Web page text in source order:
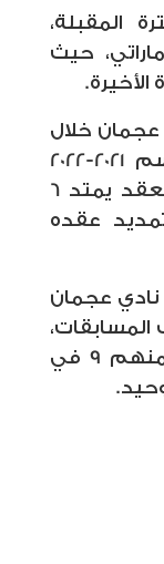
المقبلة،
حيث
عجمان خلال
فترة الانتقالات الشتوية لموسم 2021-2022
قادمًا من الاتفاق السعودي بعقد يمتد 6
عقده
عجمان
المسابقات،
وتمكن من تسجيل 11 هدفًا منهم 9 في